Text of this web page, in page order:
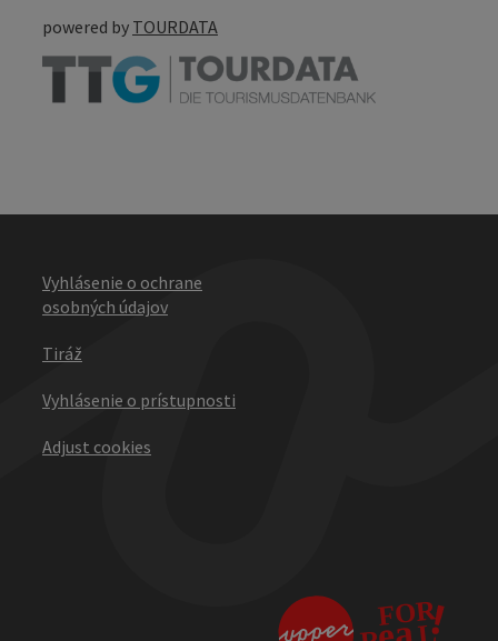
powered by TOURDATA
Vyhlásenie o ochrane
osobných údajov
Tiráž
Vyhlásenie o prístupnosti
Adjust cookies